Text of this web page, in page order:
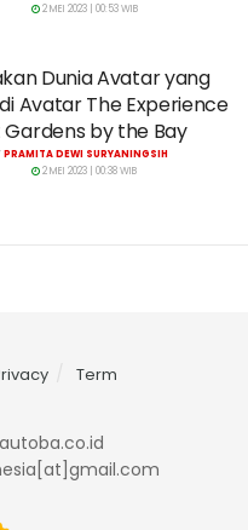
2 MEI 2023 | 00:53 WIB
Dunia Avatar yang
Avatar The Experience
by the Bay
PRAMITA DEWI SURYANINGSIH
2 MEI 2023 | 00:38 WIB
Term